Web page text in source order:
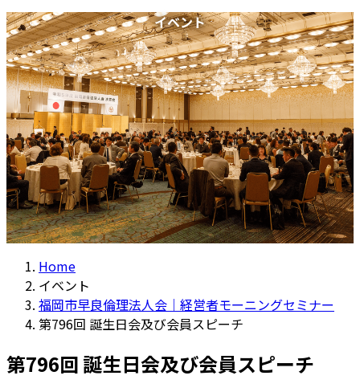
イベント
Home
イベント
福岡市早良倫理法人会｜経営者モーニングセミナー
第796回 誕生日会及び会員スピーチ
第796回 誕生日会及び会員スピーチ